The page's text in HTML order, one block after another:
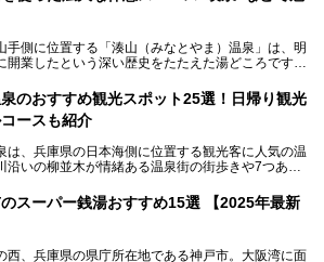
手側に位置する「湊山（みなとやま）温泉」は、明
開業したという深い歴史をたたえた湯どころです。
浮かぶアヒルちゃん。さらに、ゆったりくつろげて
ングも可能な休憩スペースも人気に。斬新な企画や
々をアッと驚かせる湊山温泉の魅力をリポートしま
のおすすめ観光スポット25選！日帰り観光
ースも紹介
は、兵庫県の日本海側に位置する観光客に人気の温
沿いの柳並木が情緒ある温泉街の街歩きや7つある
ます。鉄道の駅から温泉街が近く、歩いて回るのに
よい規模で、日帰りでの訪問にもおすすめです。
ポットをピックアップ。温泉やご当地グルメなどを
スーパー銭湯おすすめ15選 【2025年最新
西、兵庫県の県庁所在地である神戸市。大阪湾に面